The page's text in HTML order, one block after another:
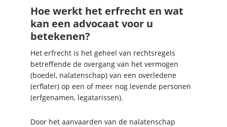
Hoe werkt het erfrecht en wat
kan een advocaat voor u
betekenen?
Het erfrecht is het geheel van rechtsregels
betreffende de overgang van het vermogen
(boedel, nalatenschap) van een overledene
(erflater) op een of meer nog levende personen
(erfgenamen, legatarissen).
Door het aanvaarden van de nalatenschap